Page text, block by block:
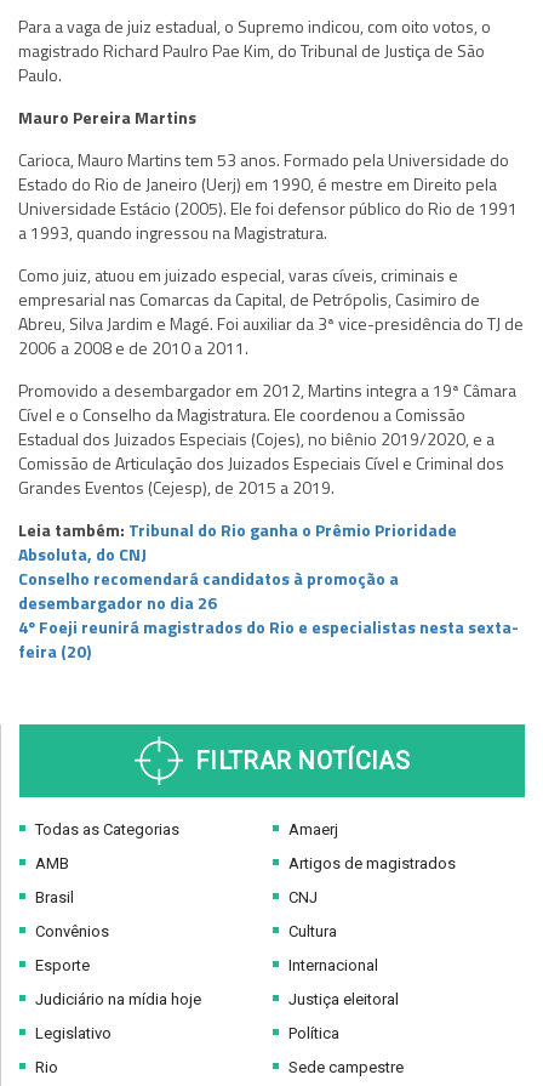
Para a vaga de juiz estadual, o Supremo indicou, com oito votos, o
magistrado Richard Paulro Pae Kim, do Tribunal de Justiça de São
Paulo.
Mauro Pereira Martins
Carioca, Mauro Martins tem 53 anos. Formado pela Universidade do
Estado do Rio de Janeiro (Uerj) em 1990, é mestre em Direito pela
Universidade Estácio (2005). Ele foi defensor público do Rio de 1991
a 1993, quando ingressou na Magistratura.
Como juiz, atuou em juizado especial, varas cíveis, criminais e
empresarial nas Comarcas da Capital, de Petrópolis, Casimiro de
Abreu, Silva Jardim e Magé. Foi auxiliar da 3ª vice-presidência do TJ de
2006 a 2008 e de 2010 a 2011.
Promovido a desembargador em 2012, Martins integra a 19ª Câmara
Cível e o Conselho da Magistratura. Ele coordenou a Comissão
Estadual dos Juizados Especiais (Cojes), no biênio 2019/2020, e a
Comissão de Articulação dos Juizados Especiais Cível e Criminal dos
Grandes Eventos (Cejesp), de 2015 a 2019.
Leia também: Tribunal do Rio ganha o Prêmio Prioridade
Absoluta, do CNJ
Conselho recomendará candidatos à promoção a
desembargador no dia 26
4º Foeji reunirá magistrados do Rio e especialistas nesta sexta-
feira (20)
FILTRAR NOTÍCIAS
Todas as Categorias
AMB
Brasil
Convênios
Esporte
Judiciário na mídia hoje
Legislativo
Rio
Amaerj
Artigos de magistrados
CNJ
Cultura
Internacional
Justiça eleitoral
Política
Sede campestre